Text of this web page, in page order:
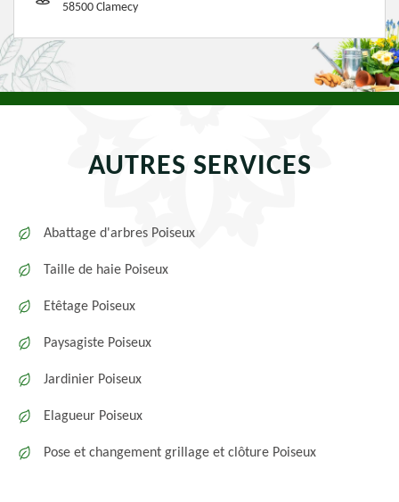
58500 Clamecy
AUTRES SERVICES
Abattage d'arbres Poiseux
Taille de haie Poiseux
Etêtage Poiseux
Paysagiste Poiseux
Jardinier Poiseux
Elagueur Poiseux
Pose et changement grillage et clôture Poiseux